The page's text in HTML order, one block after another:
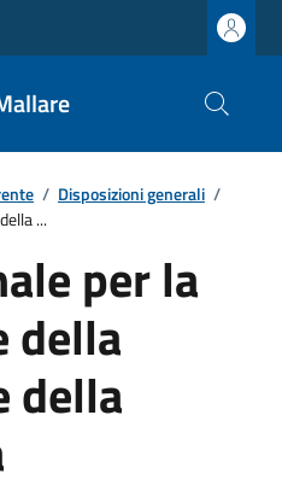
/ Disposizioni generali /
...
per la
della
della